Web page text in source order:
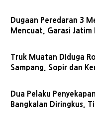
Dugaan Peredaran 3
Mencuat, Garasi Jatim
Truk Muatan Diduga
Sampang, Sopir dan
Dua Pelaku
Bangkalan Diringkus,